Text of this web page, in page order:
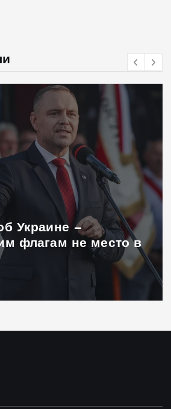
Украине —
флагам не место в